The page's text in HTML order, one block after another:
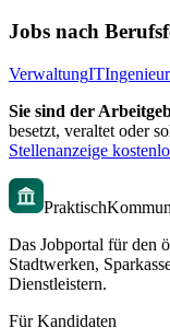
Jobs nach
VerwaltungIT
Sie sind der
besetzt, veraltet oder
Stellenanzeige
Das Jobportal für den
Stadtwerken,
Dienstleistern.
Für Kandidaten